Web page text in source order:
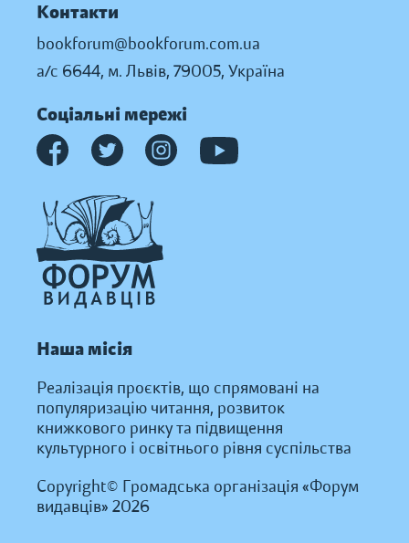
Контакти
bookforum@bookforum.com.ua
а/с 6644, м. Львів, 79005, Україна
Соціальні мережі
Наша місія
Реалізація проєктів, що спрямовані на
популяризацію читання, розвиток
книжкового ринку та підвищення
культурного і освітнього рівня суспільства
Copyright© Громадська організація «Форум
видавців» 2026